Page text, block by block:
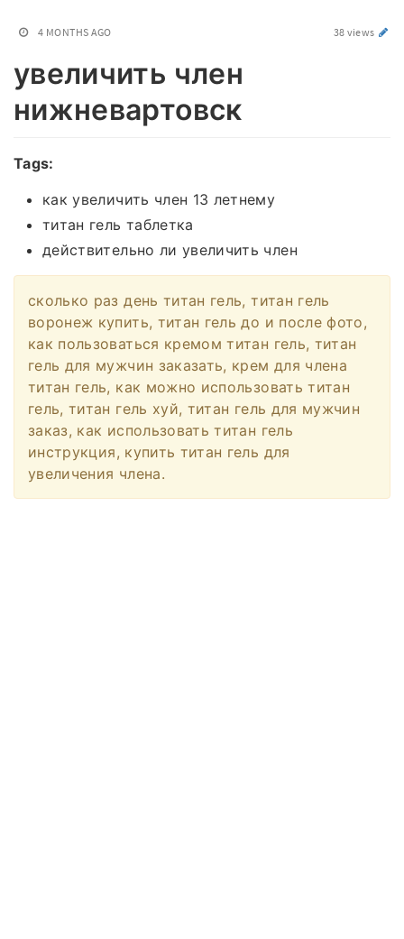
4 MONTHS AGO 38 views
увеличить член
нижневартовск
Tags:
как увеличить член 13 летнему
титан гель таблетка
действительно ли увеличить член
сколько раз день титан гель, титан гель
воронеж купить, титан гель до и после фото,
как пользоваться кремом титан гель, титан
гель для мужчин заказать, крем для члена
титан гель, как можно использовать титан
гель, титан гель хуй, титан гель для мужчин
заказ, как использовать титан гель
инструкция, купить титан гель для
увеличения члена.